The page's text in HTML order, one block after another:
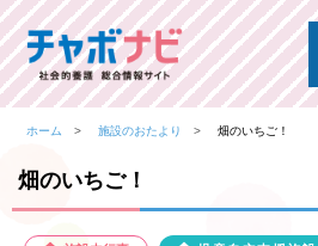
ホーム 施設のおたより 畑のいちご！
畑のいちご！